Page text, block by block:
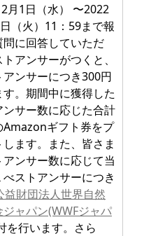
月1日（水） 〜2022
（火）11：59まで報
問に回答していただ
アンサーがつくと、
アンサーにつき300円
。期間中に獲得した
ンサー数に応じた合計
Amazonギフト券をプ
します。また、皆さま
ンサー数に応じて当
ストアンサーにつき
益財団法人世界自然
ャパン(WWFジャパ
を行います。さら